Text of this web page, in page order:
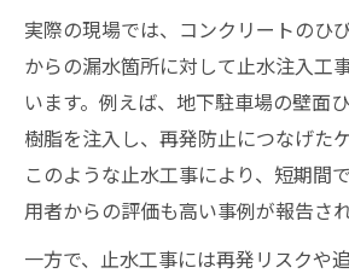
実際の現場では、コンクリートのひ
からの漏水箇所に対して止水注入工
います。例えば、地下駐車場の壁面
樹脂を注入し、再発防止につなげた
このような止水工事により、短期間
用者からの評価も高い事例が報告され
一方で、止水工事には再発リスクや